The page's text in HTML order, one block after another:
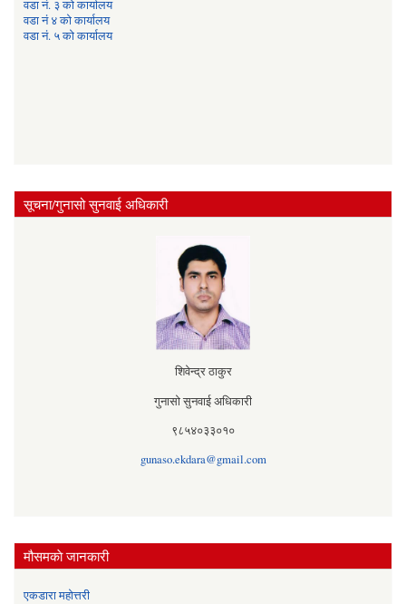
वडा नं. ३ को कार्यालय
वडा नं ४ को कार्यालय
वडा नं. ५ को कार्यालय
सूचना/गुनासो सुनवाई अधिकारी
शिवेन्द्र ठाकुर
गुनासो सुनवाई अधिकारी
९८५४०३३०१०
gunaso.ekdara@gmail.com
मौसमकाे जानकारी
एकडारा महोत्तरी